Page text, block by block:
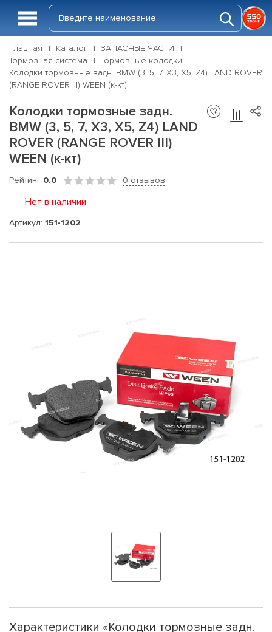
Главная Каталог
ЗАПАСНЫЕ ЧАСТИ
Тормозная система
Тормозные колодки
Колодки тормозные задн. BMW (3, 5, 7, X3, X5, Z4) LAND ROVER
(RANGE ROVER III) WEEN (к-кт)
Колодки тормозные задн.
BMW (3, 5, 7, X3, X5, Z4) LAND
ROVER (RANGE ROVER III)
WEEN (к-кт)
Рейтинг 0.0 0 отзывов
Нет в наличии
Артикул: 151-1202
Характеристики «Колодки тормозные задн.